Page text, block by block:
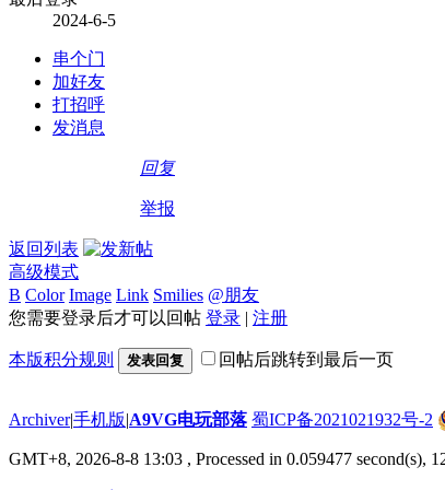
2024-6-5
串个门
加好友
打招呼
发消息
回复
举报
返回列表
高级模式
B Color Image Link Smilies @朋友
您需要登录后才可以回帖 登录 | 注册
本版积分规则 发表回复 回帖后跳转到最后一页
Archiver|手机版|A9VG电玩部落 蜀ICP备2021021932号-2
GMT+8, 2026-8-8 13:03 , Processed in 0.059477 second(s),